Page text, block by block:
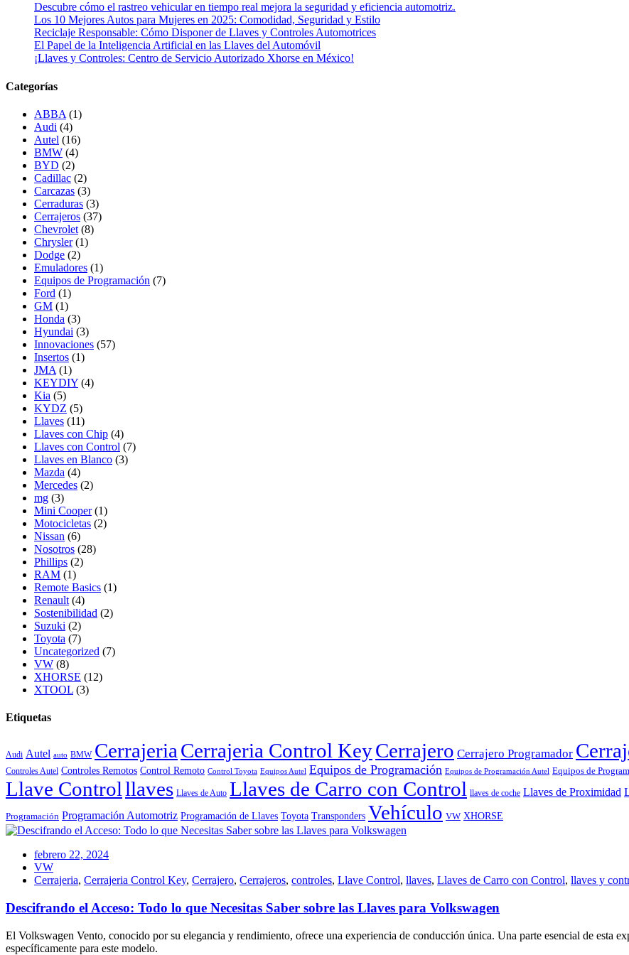
Descubre cómo el rastreo vehicular en tiempo real mejora la seguridad y eficiencia automotriz.
Los 10 Mejores Autos para Mujeres en 2025: Comodidad, Seguridad y Estilo
Reciclaje Responsable: Cómo Disponer de Llaves y Controles Automotrices
El Papel de la Inteligencia Artificial en las Llaves del Automóvil
¡Llaves y Controles: Centro de Servicio Autorizado Xhorse en México!
Categorías
ABBA (1)
Audi (4)
Autel (16)
BMW (4)
BYD (2)
Cadillac (2)
Carcazas (3)
Cerraduras (3)
Cerrajeros (37)
Chevrolet (8)
Chrysler (1)
Dodge (2)
Emuladores (1)
Equipos de Programación (7)
Ford (1)
GM (1)
Honda (3)
Hyundai (3)
Innovaciones (57)
Insertos (1)
JMA (1)
KEYDIY (4)
Kia (5)
KYDZ (5)
Llaves (11)
Llaves con Chip (4)
Llaves con Control (7)
Llaves en Blanco (3)
Mazda (4)
Mercedes (2)
mg (3)
Mini Cooper (1)
Motocicletas (2)
Nissan (6)
Nosotros (28)
Phillips (2)
RAM (1)
Remote Basics (1)
Renault (4)
Sostenibilidad (2)
Suzuki (2)
Toyota (7)
Uncategorized (7)
VW (8)
XHORSE (12)
XTOOL (3)
Etiquetas
Audi Autel auto BMW Cerrajeria Cerrajeria Control KeyCerrajero Cerrajero Programador
Controles Autel Controles Remotos Control Remoto Control Toyota Equipos Autel Equipos de Programación Equipos de Programación Autel Equipos de
Llave Controlllaves Llaves de Auto Llaves de Carro con Control llaves de coche Llaves de Proximidad
Programación Programación Automotriz Programación de Llaves Toyota Transponders Vehículo VW XHORSE
febrero 22, 2024
VW
Cerrajeria, Cerrajeria Control Key, Cerrajero, Cerrajeros, controles, Llave Control, llaves, Llaves de Carro con Control, llaves y
Descifrando el Acceso: Todo lo que Necesitas Saber sobre las Llaves para Volkswagen
El Volkswagen Vento, conocido por su elegancia y rendimiento, ofrece una experiencia de conducción única. Una parte esencial de esta
específicamente para este modelo.